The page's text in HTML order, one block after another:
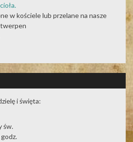
w kościele lub przelane na nasze
i święta:
św.